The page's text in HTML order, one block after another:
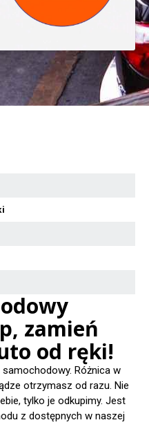
zamień
od ręki!
Różnica w
otrzymasz od razu. Nie
tylko je odkupimy. Jest
z dostępnych w naszej